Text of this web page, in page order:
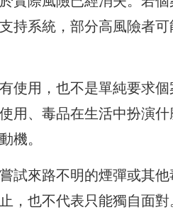
持系統，部分高風險者
使用，也不是單純要求
用、毒品在生活中扮演
機。
試來路不明的煙彈或其
，也不代表只能獨自面